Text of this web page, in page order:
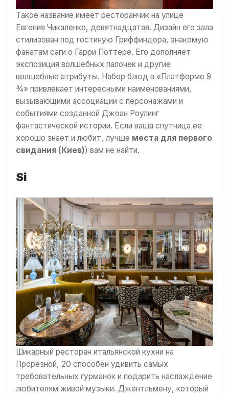
Такое название имеет ресторанчик на улице
Евгения Чикаленко, девятнадцатая. Дизайн его зала
стилизован под гостиную Гриффиндора, знакомую
фанатам саги о Гарри Поттере. Его дополняет
экспозиция волшебных палочек и другие
волшебные атрибуты. Набор блюд в «Платформе 9
¾» привлекает интересными наименованиями,
вызывающими ассоциации с персонажами и
событиями созданной Джоан Роулинг
фантастической истории. Если ваша спутница ее
хорошо знает и любит, лучше места для первого
свидания (Киев)) вам не найти.
Si
Шикарный ресторан итальянской кухни на
Прорезной, 20 способен удивить самых
требовательных гурманок и подарить наслаждение
любителям живой музыки. Джентльмену, который